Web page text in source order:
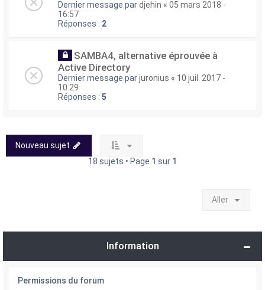
Dernier message pardjehin « 05 mars 2018 -
16:57
Réponses : 2
SAMBA4, alternative éprouvée à
Active Directory
Dernier message parjuronius « 10 juil. 2017 -
10:29
Réponses : 5
Nouveau sujet
18 sujets • Page 1 sur 1
Aller
Information
Permissions du forum